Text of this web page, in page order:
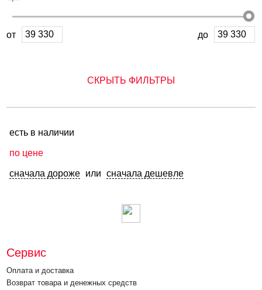
от до
СКРЫТЬ ФИЛЬТРЫ
есть в наличии
по цене
сначала дороже или сначала дешевле
Сервис
Оплата и доставка
Возврат товара и денежных средств